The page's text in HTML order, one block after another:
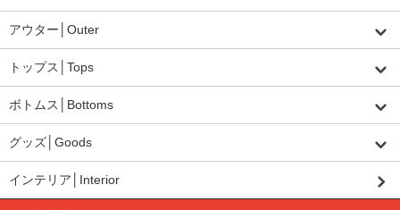
アウター│Outer
トップス│Tops
ボトムス│Bottoms
グッズ│Goods
インテリア│Interior